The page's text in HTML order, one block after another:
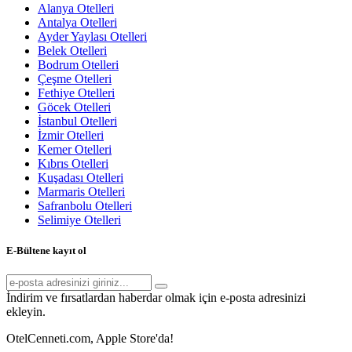
Alanya Otelleri
Antalya Otelleri
Ayder Yaylası Otelleri
Belek Otelleri
Bodrum Otelleri
Çeşme Otelleri
Fethiye Otelleri
Göcek Otelleri
İstanbul Otelleri
İzmir Otelleri
Kemer Otelleri
Kıbrıs Otelleri
Kuşadası Otelleri
Marmaris Otelleri
Safranbolu Otelleri
Selimiye Otelleri
E-Bültene kayıt ol
İndirim ve fırsatlardan haberdar olmak için e-posta adresinizi
ekleyin.
OtelCenneti.com, Apple Store'da!